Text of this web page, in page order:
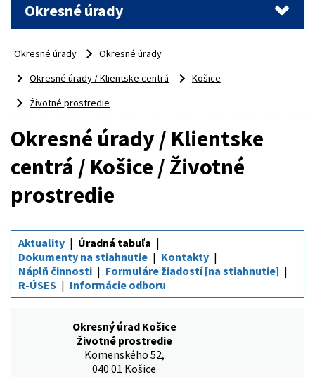
Okresné úrady
Okresné úrady
Okresné úrady
Okresné úrady / Klientske centrá
Košice
Životné prostredie
Okresné úrady / Klientske
centrá / Košice / Životné
prostredie
Aktuality
Úradná tabuľa
Dokumenty na stiahnutie
Kontakty
Náplň činnosti
Formuláre žiadostí [na stiahnutie]
R-ÚSES
Informácie odboru
Okresný úrad Košice
Životné prostredie
Komenského 52,
040 01 Košice